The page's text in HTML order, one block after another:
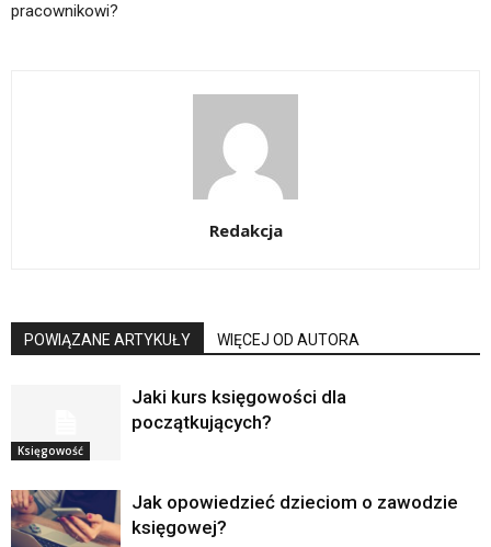
pracownikowi?
Redakcja
POWIĄZANE ARTYKUŁY WIĘCEJ OD AUTORA
Księgowość
Jaki kurs księgowości dla
początkujących?
Jak opowiedzieć dzieciom o zawodzie
księgowej?